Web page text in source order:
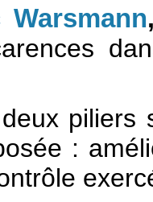
Warsmann
piliers
: